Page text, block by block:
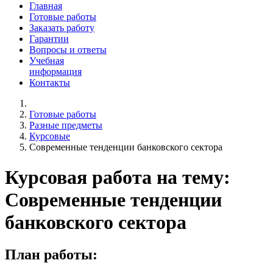
Главная
Готовые работы
Заказать работу
Гарантии
Вопросы и ответы
Учебная
информация
Контакты
Готовые работы
Разные предметы
Курсовые
Современные тенденции банковского сектора
Курсовая работа на тему:
Современные тенденции
банковского сектора
План работы: